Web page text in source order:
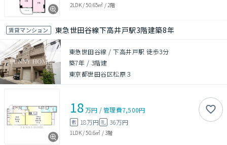
2LDK/50.65㎡ / 2階
賃貸マンション 東急世田谷線下高井戸駅3階建築8年
東急世田谷線 / 下高井戸駅 徒歩3分
築7年 / 3階建
東京都世田谷区松原３
18万円 /管理費7,500円
敷 18万円 礼 36万円
1LDK/50.6㎡ /3階